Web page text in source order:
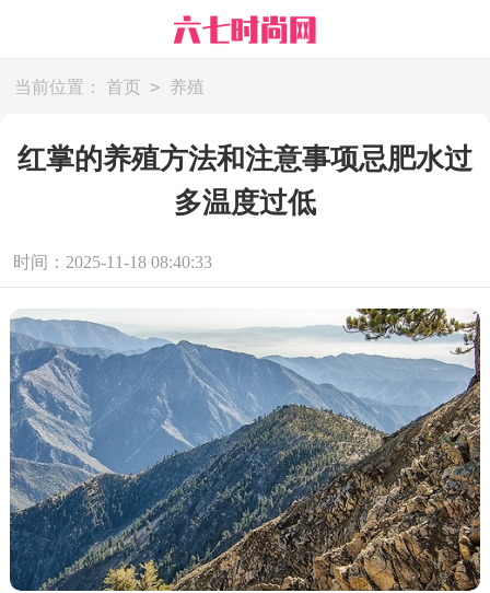
当前位置： 首页 > 养殖
红掌的养殖方法和注意事项忌肥水过
多温度过低
时间：2025-11-18 08:40:33